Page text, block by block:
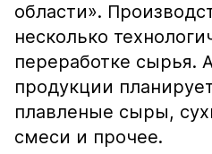
области».
несколько
переработке сырья.
продукции
плавленые сыры,
смеси и прочее.